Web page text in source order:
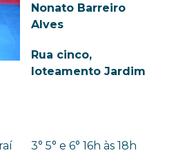
Nonato Barreiro
Alves
Rua cinco,
loteamento Jardim
3° 5° e 6° 16h às 18h